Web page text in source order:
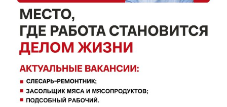
Редакция "ДВ"
Наша гісторыя
Контакты
Правила использования материалов
Электронные обращения